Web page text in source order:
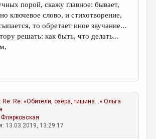
порой, скажу главное: бывает,
ключевое слово, и стихотворение,
то обретает иное звучание...
решать: как быть, что делать...
Re: Re: «Обители, озёра, тишина...» Ольга
13.03.2019, 13:29:17